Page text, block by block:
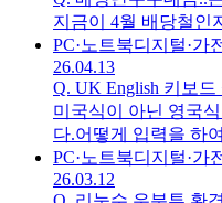
지금이 4월 배당철인
PC·노트북디지털·가
26.04.13
Q. UK English 키보
미국식이 아닌 영국
다.어떻게 입력을 하
PC·노트북디지털·가
26.03.12